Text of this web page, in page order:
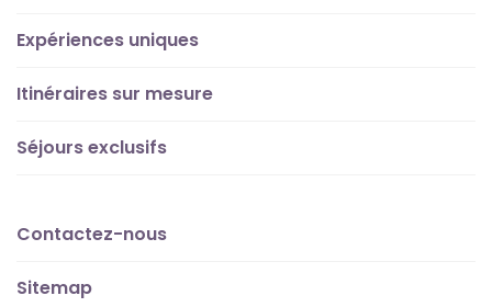
Expériences uniques
Itinéraires sur mesure
Séjours exclusifs
Contactez-nous
Sitemap